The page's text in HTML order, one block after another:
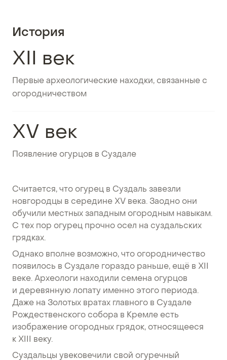
История
XII век
Первые археологические находки, связанные с
огородничеством
XV век
Появление огурцов в Суздале
Считается, что огурец в Суздаль завезли
новгородцы в середине XV века. Заодно они
обучили местных западным огородным навыкам.
С тех пор огурец прочно осел на суздальских
грядках.
Однако вполне возможно, что огородничество
появилось в Суздале гораздо раньше, ещё в XII
веке. Археологи находили семена огурцов
и деревянную лопату именно этого периода.
Даже на Золотых вратах главного в Суздале
Рождественского собора в Кремле есть
изображение огородных грядок, относящееся
к XIII веку.
Суздальцы увековечили свой огуречный